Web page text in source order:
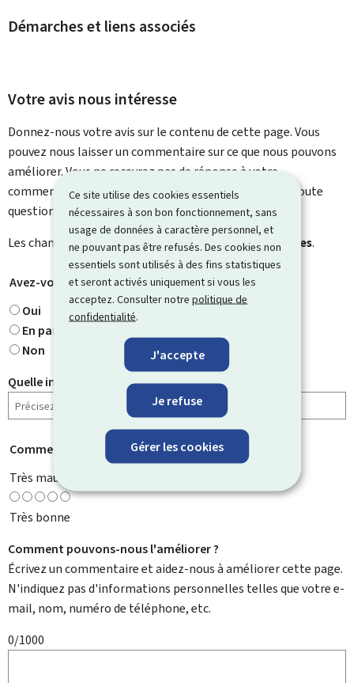
Ce site utilise des cookies essentiels
nécessaires à son bon fonctionnement, sans
usage de données à caractère personnel, et
ne pouvant pas être refusés. Des cookies non
essentiels sont utilisés à des fins statistiques
et seront activés uniquement si vous les
acceptez. Consulter notrepolitique de
confidentialité.
J'accepte
Je refuse
Gérer les cookies
Démarches et liens associés
Votre avis nous intéresse
Donnez-nous votre avis sur le contenu de cette page. Vous
pouvez nous laisser un commentaire sur ce que nous pouvons
améliorer. Vous ne recevrez pas de réponse à votre
commentaire. Utilisez le formulaire de contact pour toute
question particulière.
Les champs marqués d’une étoile ( * ) sontobligatoires.
Avez-vous trouvé ce que vous cherchiez ? *
Oui
En partie
Non
Quelle information cherchiez-vous ?
Comment évaluez-vous cette page ? *
Très mauvaise
Très bonne
Comment pouvons-nous l'améliorer ?
Écrivez un commentaire et aidez-nous à améliorer cette page.
N'indiquez pas d'informations personnelles telles que votre e-
mail, nom, numéro de téléphone, etc.
0/1000